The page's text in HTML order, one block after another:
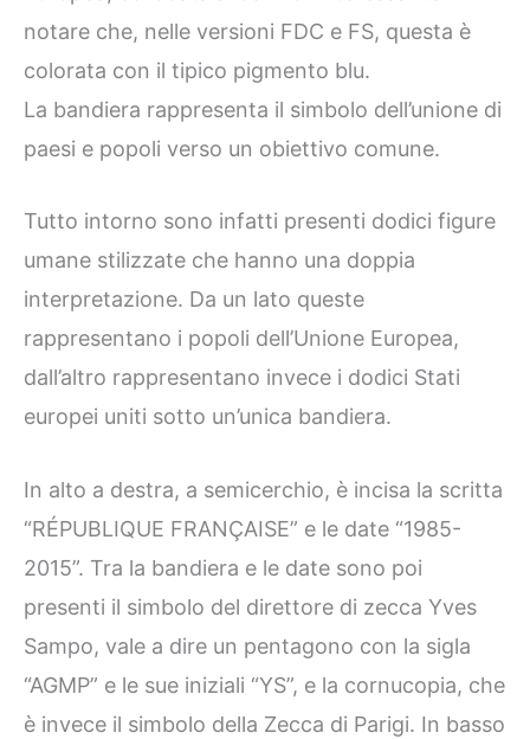
notare che, nelle versioni FDC e FS, questa è
colorata con il tipico pigmento blu.
La bandiera rappresenta il simbolo dell’unione di
paesi e popoli verso un obiettivo comune.
Tutto intorno sono infatti presenti dodici figure
umane stilizzate che hanno una doppia
interpretazione. Da un lato queste
rappresentano i popoli dell’Unione Europea,
dall’altro rappresentano invece i dodici Stati
europei uniti sotto un’unica bandiera.
In alto a destra, a semicerchio, è incisa la scritta
“RÉPUBLIQUE FRANÇAISE” e le date “1985-
2015”. Tra la bandiera e le date sono poi
presenti il simbolo del direttore di zecca Yves
Sampo, vale a dire un pentagono con la sigla
“AGMP” e le sue iniziali “YS”, e la cornucopia, che
è invece il simbolo della Zecca di Parigi. In basso